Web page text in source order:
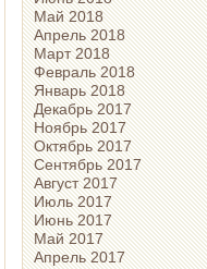
Май 2018
Апрель 2018
Март 2018
Февраль 2018
Январь 2018
Декабрь 2017
Ноябрь 2017
Октябрь 2017
Сентябрь 2017
Август 2017
Июль 2017
Июнь 2017
Май 2017
Апрель 2017